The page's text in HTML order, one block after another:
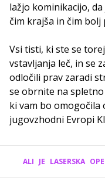
lažjo kominikacijo,
čim krajša in čim bolj
Vsi tisti, ki ste se
vstavljanja leč, in se
odločili prav zaradi
se obrnite na
ki vam bo omogočila
jugovzhodni Evropi
ALI JE LASERSKA